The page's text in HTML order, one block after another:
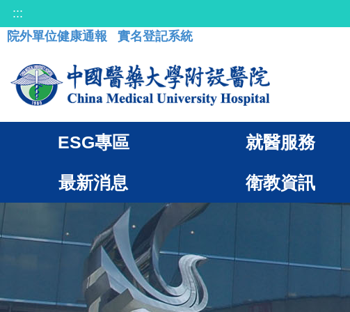
:::
院外單位健康通報
實名登記系統
ESG專區 就醫服務
最新消息 衛教資訊